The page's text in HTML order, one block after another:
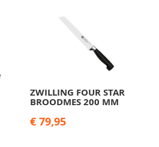
ZWILLING FOUR STAR
BROODMES 200 MM
€ 79,95